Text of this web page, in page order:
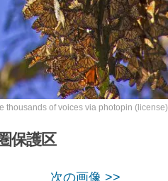
thousands of voices via photopin (license)
保護区
次の画像 >>